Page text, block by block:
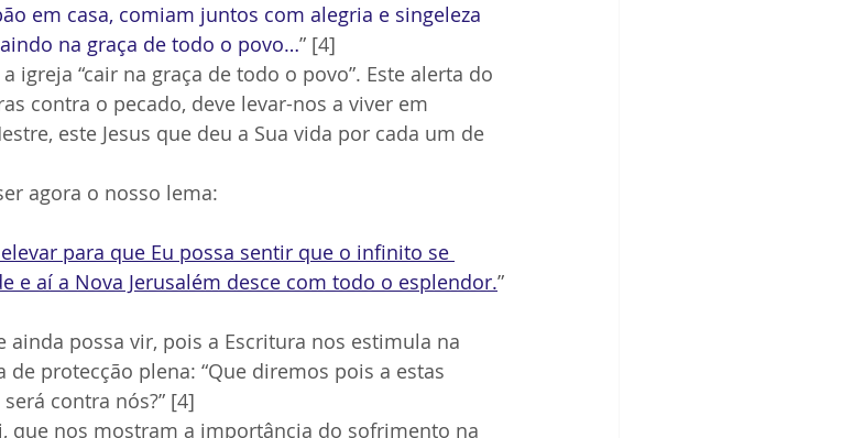
em casa, comiam juntos com alegria e singeleza
na graça de todo o povo…” [4]
igreja “cair na graça de todo o povo”. Este alerta do
contra o pecado, deve levar-nos a viver em
este Jesus que deu a Sua vida por cada um de
agora o nosso lema:
para que Eu possa sentir que o infinito se
e aí a Nova Jerusalém desce com todo o esplendor.”
possa vir, pois a Escritura nos estimula na
protecção plena: “Que diremos pois a estas
contra nós?” [4]
que nos mostram a importância do sofrimento na